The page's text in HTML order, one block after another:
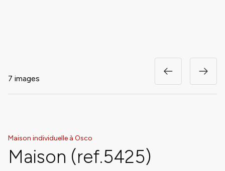
7 images
Maison individuelle à Osco
Maison (ref.5425)